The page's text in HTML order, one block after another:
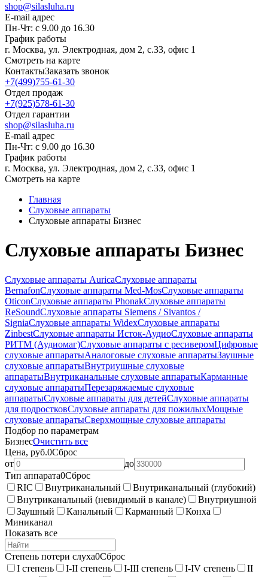
shop@silasluha.ru
E-mail адрес
Пн-Чт: с 9.00 до 16.30
График работы
г. Москва, ул. Электродная, дом 2, с.33, офис 1
Смотреть на карте
КонтактыЗаказать звонок
+7(499)755-61-30
Отдел продаж
+7(925)578-61-30
Отдел гарантии
shop@silasluha.ru
E-mail адрес
Пн-Чт: с 9.00 до 16.30
График работы
г. Москва, ул. Электродная, дом 2, с.33, офис 1
Смотреть на карте
Главная
Слуховые аппараты
Слуховые аппараты Бизнес
Слуховые аппараты Бизнес
Слуховые аппараты AuricaСлуховые аппараты
BernafonСлуховые аппараты Med-MosСлуховые аппараты
OticonСлуховые аппараты PhonakСлуховые аппараты
ReSoundСлуховые аппараты Siemens / Sivantos /
SigniaСлуховые аппараты WidexСлуховые аппараты
ZinbestСлуховые аппараты Исток-АудиоСлуховые аппараты
РИТМ (Аудиомаг)Слуховые аппараты с ресиверомЦифровые
слуховые аппаратыАналоговые слуховые аппаратыЗаушные
слуховые аппаратыВнутриушные слуховые
аппаратыВнутриканальные слуховые аппаратыКарманные
слуховые аппаратыПерезаряжаемые слуховые
аппаратыСлуховые аппараты для детейСлуховые аппараты
для подростковСлуховые аппараты для пожилыхМощные
слуховые аппаратыСверхмощные слуховые аппараты
Подбор по параметрам
БизнесОчистить все
Цена, руб.0Сброс
от
до
Тип аппарата0Сброс
RIC
Внутриканальный
Внутриканальный (глубокий)
Внутриканальный (невидимый в канале)
Внутриушной
Заушный
Канальный Карманный
Конха
Миниканал
Показать все
Степень потери слуха0Сброс
I степень
I-II степень I-III степень I-IV степень
II